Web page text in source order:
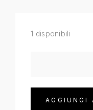
1 disponibili
AGGIUNGI